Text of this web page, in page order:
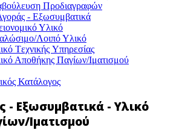
Προδιαγραφών
- Εξωσυμβατικά
Υλικό
Λοιπό Υλικό
Tεχνικής Yπηρεσίας
Αποθήκης Παγίων/Ιματισμού
Κατάλογος
- Εξωσυμβατικά - Υλικό
Ιματισμού